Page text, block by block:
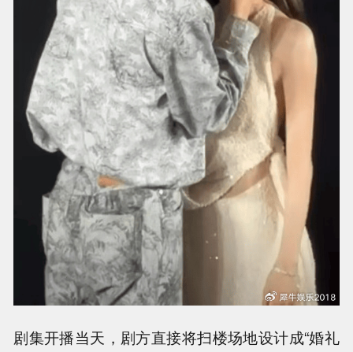
剧集开播当天，剧方直接将扫楼场地设计成“婚礼